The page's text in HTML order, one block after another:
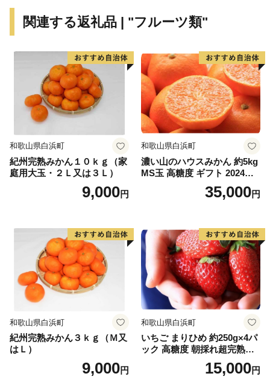
『つながる五條、あつまる五條』としての発展が期待さ
【お問合せ先】
五條市ふるさと納税事務局
TEL：050-3090-1717
FAX：050-3317-9314
メール：gojo29@support-bpo.com
関連する返礼品 | "フルーツ類"
和歌山県白浜町
紀州完熟みかん１０ｋｇ（家
庭用大玉・２Ｌ又は３Ｌ）
9,000円
和歌山県白浜町
濃い山のハウスみかん 約5kg
MS玉 高糖度 ギフト 2024年7
35,000円
和歌山県白浜町
紀州完熟みかん３ｋｇ（Ｍ又
はＬ）
9,000円
和歌山県白浜町
いちご まりひめ 約250g×4パ
ック 高糖度 朝採れ超完熟ま
りひめ 1月以降発送分15,000円